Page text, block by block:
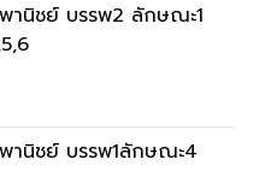
านิชย์ บรรพ2 ลักษณะ1
านิชย์ บรรพ1ลักษณะ4